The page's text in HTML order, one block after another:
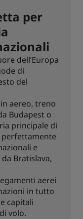
per
dell’Europa
di
del
aereo, treno
Budapest o
principale di
perfettamente
e
Bratislava,
aerei
in tutto
capitali
volo.